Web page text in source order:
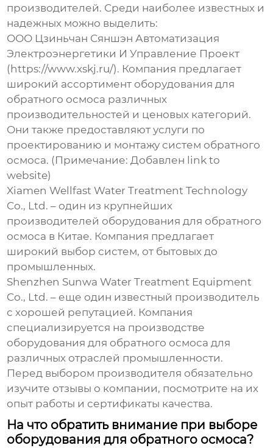
производителей. Среди наиболее известных и
надежных можно выделить:
ООО Цзиньчан Сяншэн Автоматизация
Электроэнергетики И Управление Проект
(https://www.xskj.ru/). Компания предлагает
широкий ассортимент оборудования для
обратного осмоса различных
производительностей и ценовых категорий.
Они также предоставляют услуги по
проектированию и монтажу систем обратного
осмоса. (Примечание: Добавлен link to
website)
Xiamen Wellfast Water Treatment Technology
Co., Ltd. – один из крупнейших
производителей оборудования для обратного
осмоса в Китае. Компания предлагает
широкий выбор систем, от бытовых до
промышленных.
Shenzhen Sunwa Water Treatment Equipment
Co., Ltd. – еще один известный производитель
с хорошей репутацией. Компания
специализируется на производстве
оборудования для обратного осмоса для
различных отраслей промышленности.
Перед выбором производителя обязательно
изучите отзывы о компании, посмотрите на их
опыт работы и сертификаты качества.
На что обратить внимание при выборе
оборудования для обратного осмоса?